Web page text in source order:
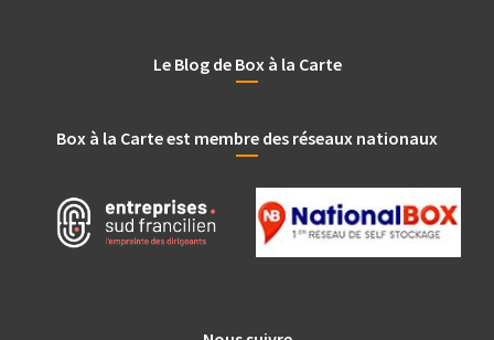
Le Blog de Box à la Carte
Box à la Carte est membre des réseaux nationaux